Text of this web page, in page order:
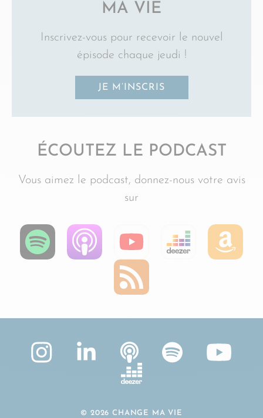
MA VIE
Inscrivez-vous pour recevoir le nouvel
épisode chaque jeudi !
JE M’INSCRIS
ÉCOUTEZ LE PODCAST
Vous aimez le podcast, donnez-nous votre avis
sur
© 2026 CHANGE MA VIE